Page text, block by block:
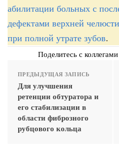
абилитации больных с
дефектами верхней
при полной утрате зубов.
Поделитесь с
ПРЕДЫДУЩАЯ ЗАПИСЬ
Для улучшения
ретенции обтуратора и
его стабилизации в
области фиброзного
рубцового кольца